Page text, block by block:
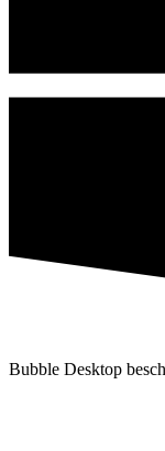
Bubble Desktop